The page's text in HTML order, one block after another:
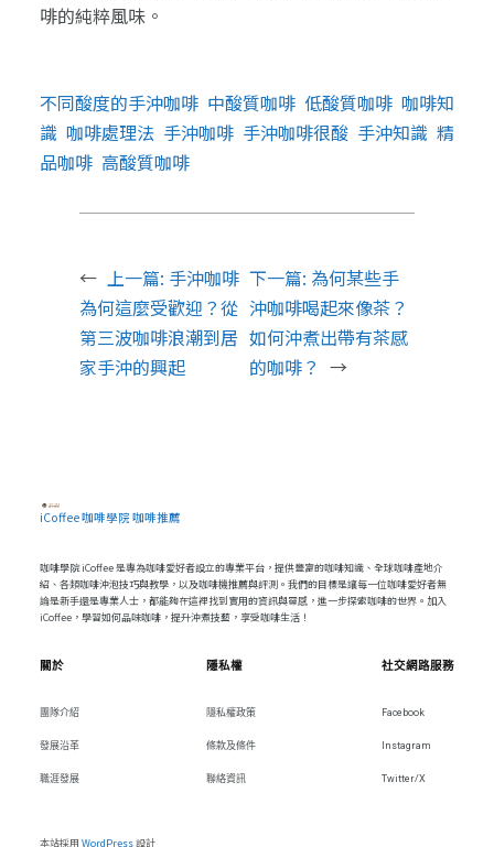
啡的純粹風味。
不同酸度的手沖咖啡 中酸質咖啡 低酸質咖啡 咖啡知
識 咖啡處理法 手沖咖啡 手沖咖啡很酸 手沖知識 精
品咖啡 高酸質咖啡
← 上一篇: 手沖咖啡
為何這麼受歡迎？從
第三波咖啡浪潮到居
家手沖的興起
下一篇: 為何某些手
沖咖啡喝起來像茶？
如何沖煮出帶有茶感
的咖啡？ →
iCoffee 咖啡學院 咖啡推薦
咖啡學院 iCoffee 是專為咖啡愛好者設立的專業平台，提供豐富的咖啡知識、全球咖啡產地介
紹、各類咖啡沖泡技巧與教學，以及咖啡機推薦與評測。我們的目標是讓每一位咖啡愛好者無
論是新手還是專業人士，都能夠在這裡找到實用的資訊與靈感，進一步探索咖啡的世界。加入
iCoffee，學習如何品味咖啡，提升沖煮技藝，享受咖啡生活！
關於
團隊介紹
發展沿革
職涯發展
隱私權
隱私權政策
條款及條件
聯絡資訊
社交網路服務
Facebook
Instagram
Twitter/X
本站採用 WordPress設計